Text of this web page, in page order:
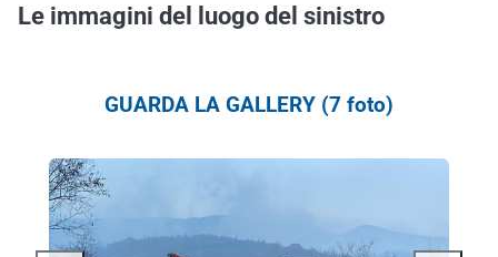
Le immagini del luogo del sinistro
GUARDA LA GALLERY (7 foto)